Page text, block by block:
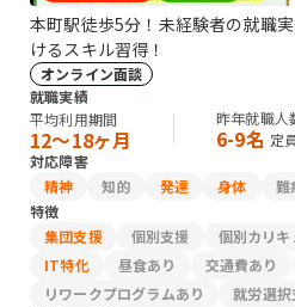
本町駅徒歩5分！未経験者の就職
けるスキル習得！
オンライン面談
就職実績
平均利用期間
12〜18ヶ月
昨年就職人
6-9名 定
対応障害
精神
知的 発達 身体
難
特徴
集団支援
個別支援 個別カリキ
IT特化
昼食あり 交通費あり
リワークプログラムあり
就労選